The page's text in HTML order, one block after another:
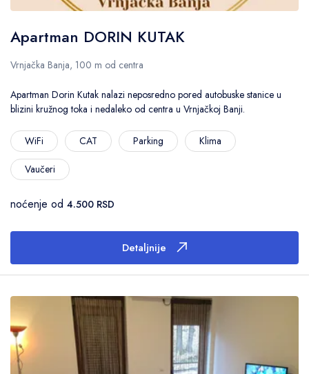
Apartman DORIN KUTAK
Vrnjačka Banja, 100 m od centra
Apartman Dorin Kutak nalazi neposredno pored autobuske stanice u
blizini kružnog toka i nedaleko od centra u Vrnjačkoj Banji.
WiFi CAT Parking Klima
Vaučeri
noćenje od 4.500 RSD
Detaljnije